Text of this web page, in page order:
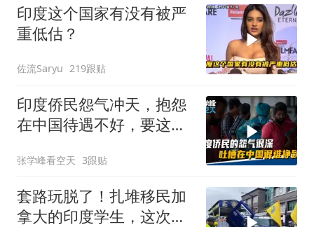
印度这个国家有没有被严
重低估？
佐流Saryu 219跟贴
印度侨民怨气冲天，抱怨
在中国待遇不好，要这样
张学峰看空天 3跟贴
套路玩脱了！扎堆移民加
拿大的印度学生，这次彻